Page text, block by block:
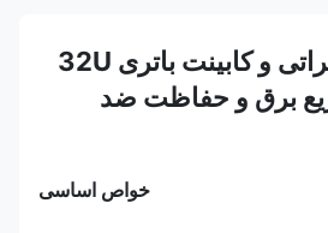
کابینت برق مخابراتی و کابینت باتری 32U
برق و حفاظت ضد
خواص اساسی